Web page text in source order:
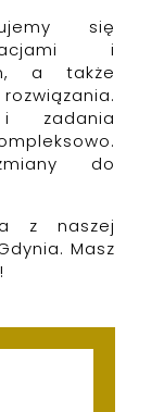
się
i
a także
zadania
do
z naszej
Masz